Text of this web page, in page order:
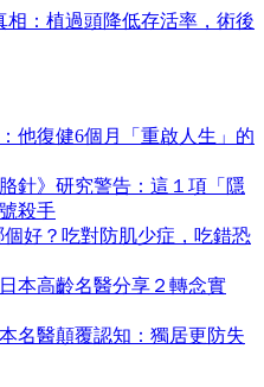
：植過頭降低存活率，術後
他復健6個月「重啟人生」的
針》研究警告：這１項「隱
殺手
好？吃對防肌少症，吃錯恐
本高齡名醫分享２轉念實
名醫顛覆認知：獨居更防失